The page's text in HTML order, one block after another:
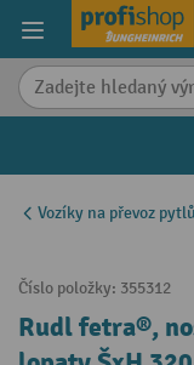
content
Vozíky na převoz pytlů
Číslo položky: 355312
Rudl fetra®,